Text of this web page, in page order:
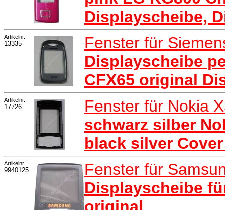
Displayscheibe,
Artikelnr.:
13335
Fenster für
Displayscheibe
CFX65 original
Artikelnr.:
17726
Fenster für Nokia
schwarz silber
black silver
Artikelnr.:
9940125
Fenster für
Displayscheibe
original